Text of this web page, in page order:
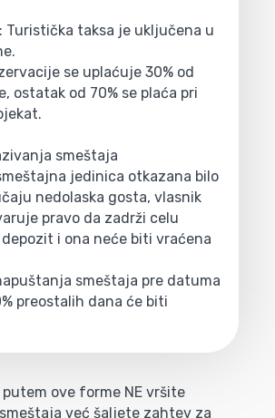
Turistička taksa je uključena u
se uplaćuje 30% od
ostatak od 70% se plaća pri
smeštaja
jedinica otkazana bilo
nedolaska gosta, vlasnik
pravo da zadrži celu
i ona neće biti vraćena
smeštaja pre datuma
preostalih dana će biti
putem ove forme NE vršite
već šaljete zahtev za